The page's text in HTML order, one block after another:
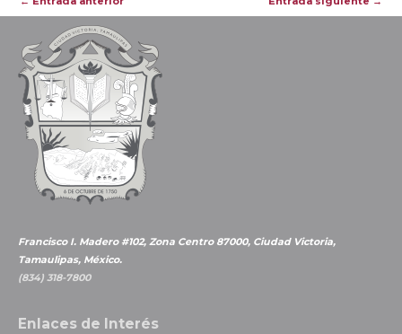
de
entradas
Francisco I. Madero #102, Zona Centro 87000, Ciudad Victoria,
Tamaulipas, México.
(834) 318-7800
Enlaces de Interés